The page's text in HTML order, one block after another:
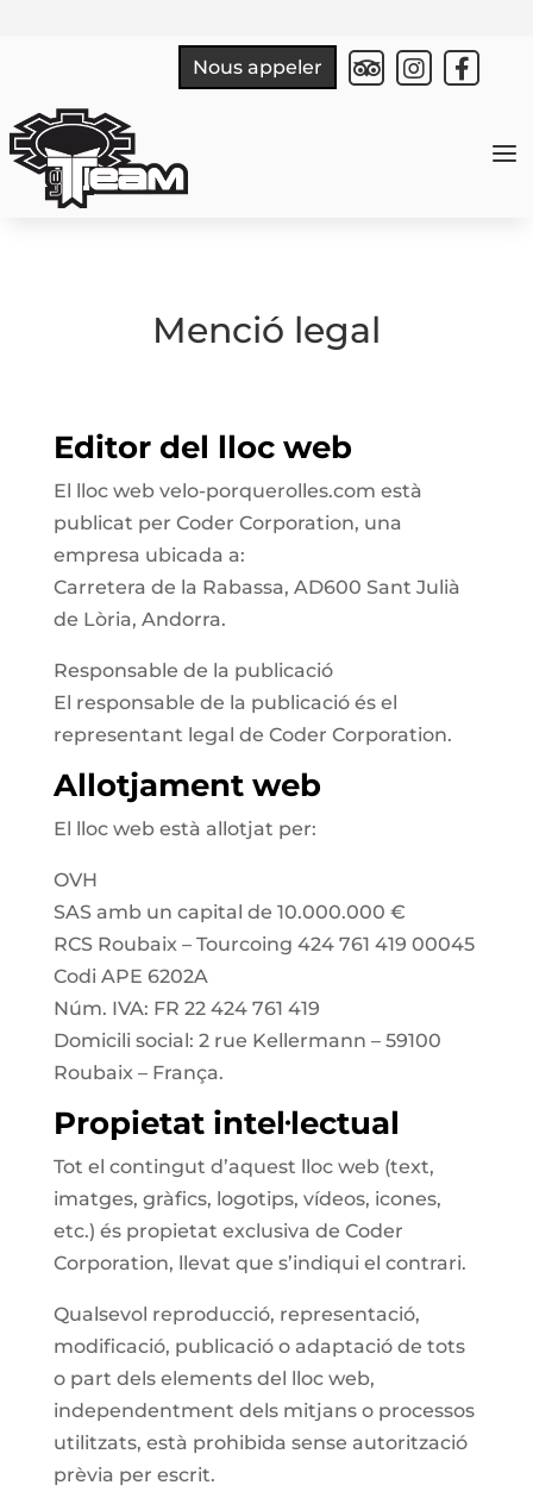
Nous appeler   
a
Menció legal
Editor del lloc web
El lloc web velo-porquerolles.com està
publicat per Coder Corporation, una
empresa ubicada a:
Carretera de la Rabassa, AD600 Sant Julià
de Lòria, Andorra.
Responsable de la publicació
El responsable de la publicació és el
representant legal de Coder Corporation.
Allotjament web
El lloc web està allotjat per:
OVH
SAS amb un capital de 10.000.000 €
RCS Roubaix – Tourcoing 424 761 419 00045
Codi APE 6202A
Núm. IVA: FR 22 424 761 419
Domicili social: 2 rue Kellermann – 59100
Roubaix – França.
Propietat intel·lectual
Tot el contingut d’aquest lloc web (text,
imatges, gràfics, logotips, vídeos, icones,
etc.) és propietat exclusiva de Coder
Corporation, llevat que s’indiqui el contrari.
Qualsevol reproducció, representació,
modificació, publicació o adaptació de tots
o part dels elements del lloc web,
independentment dels mitjans o processos
utilitzats, està prohibida sense autorització
prèvia per escrit.